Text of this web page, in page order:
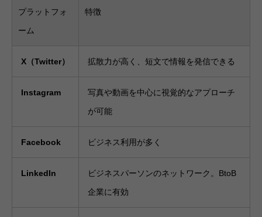
プラットフォ
ーム
特徴
X（Twitter） 拡散力が高く、短文で情報を発信できる
Instagram
写真や動画を中心に視覚的なアプローチ
が可能
Facebook ビジネス利用が多く
LinkedIn
ビジネスパーソンのネットワーク。BtoB
企業に有効